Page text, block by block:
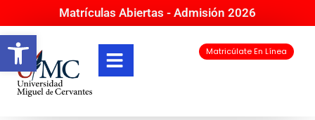
Abrir barra de herramientas
Matrículas Abiertas - Admisión 2026
Matricúlate En Línea